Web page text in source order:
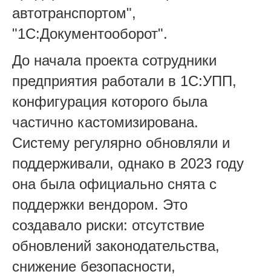
автотранспортом",
"1С:Документооборот".
До начала проекта сотрудники
предприятия работали в 1С:УПП,
конфигурация которого была
частично кастомизирована.
Систему регулярно обновляли и
поддерживали, однако в 2023 году
она была официально снята с
поддержки вендором. Это
создавало риски: отсутствие
обновлений законодательства,
снижение безопасности,